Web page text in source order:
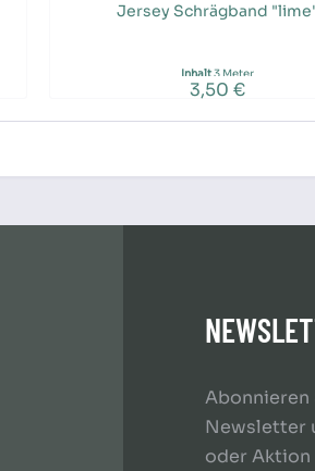
Jersey Schrägband
Inhalt3 Meter
3,50 €
Newsletter
oder Aktion